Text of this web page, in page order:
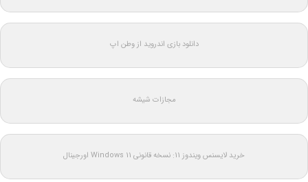
دانلود بازی اندروید از وطن اپ
مجازات شیشه
خرید لایسنس ویندوز 11: نسخه قانونی Windows 11 اورجینال